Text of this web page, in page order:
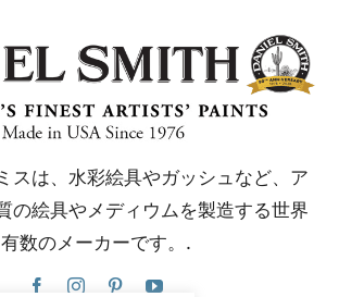
スは、水彩絵具やガッシュなど、ア
の絵具やメディウムを製造する世界
有数のメーカーです。.